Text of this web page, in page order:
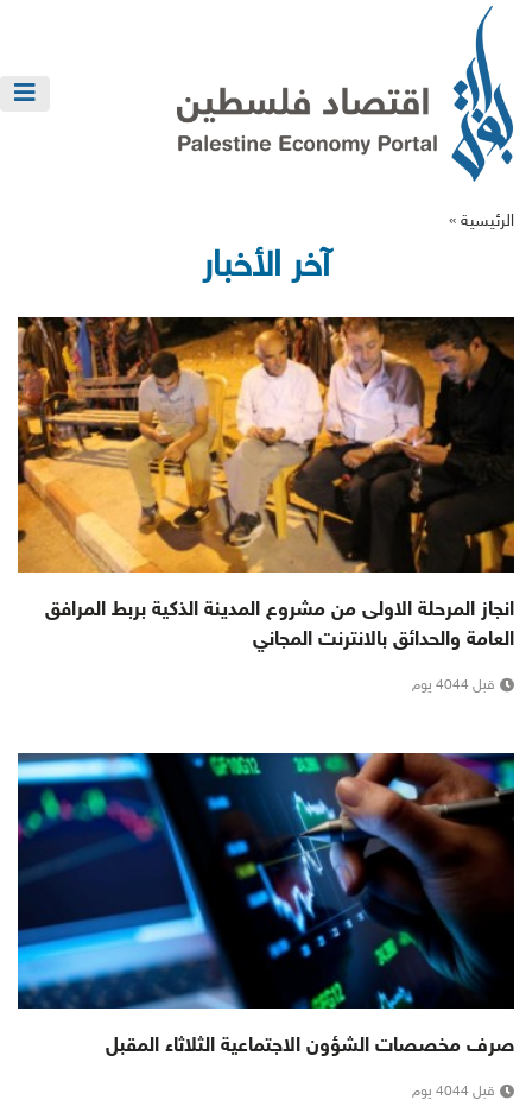
الرئيسية »
آخر الأخبار
انجاز المرحلة الاولى من مشروع المدينة الذكية بربط المرافق
العامة والحدائق بالانترنت المجاني
قبل 4044 يوم
صرف مخصصات الشؤون الاجتماعية الثلاثاء المقبل
قبل 4044 يوم